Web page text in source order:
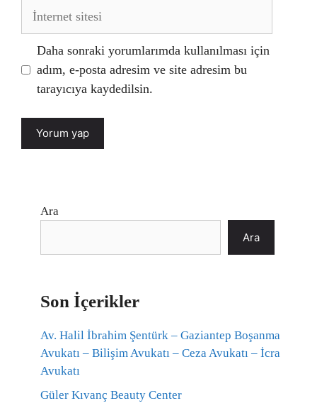
İnternet
Daha sonraki yorumlarımda kullanılması için
adım, e-posta adresim ve site adresim bu
tarayıcıya kaydedilsin.
Ara
Ara
Son İçerikler
Av. Halil İbrahim Şentürk – Gaziantep Boşanma
Avukatı – Bilişim Avukatı – Ceza Avukatı – İcra
Avukatı
Güler Kıvanç Beauty Center